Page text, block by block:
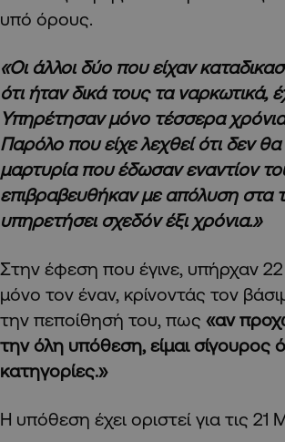
υπό όρους.
«Οι άλλοι δύο που είχαν
ότι ήταν δικά τους τα ναρκωτικά,
Υπηρέτησαν μόνο τέσσερα
Παρόλο που είχε λεχθεί ότι δεν
μαρτυρία που έδωσαν εναντίον
επιβραβευθήκαν με απόλυση στα
υπηρετήσει σχεδόν έξι χρόνια.»
Στην έφεση που έγινε, υπήρχαν 22
μόνο τον έναν, κρίνοντάς τον
την πεποίθησή του, πως «αν
την όλη υπόθεση, είμαι σίγουρος
κατηγορίες.»
Η υπόθεση έχει οριστεί για τις 21